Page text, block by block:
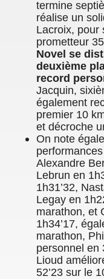
termine
réalise un
Lacroix, pour
prometteur
Novel se
deuxième
record
Jacquin,
également
premier 10
et décroche
On note
Alexandre
Lebrun en
1h31’32,
Legay en
marathon, et
1h34’17,
marathon,
personnel en
Lioud
52’23 sur le